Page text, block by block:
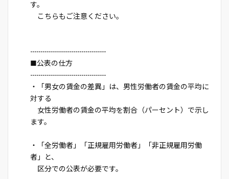
す。
こちらもご注意ください。
-------------------------------------
■公表の仕方
-------------------------------------
・「男女の賃金の差異」は、男性労働者の賃金の平均に
対する
女性労働者の賃金の平均を割合（パーセント）で示し
ます。
・「全労働者」「正規雇用労働者」「非正規雇用労働
者」と、
区分での公表が必要です。